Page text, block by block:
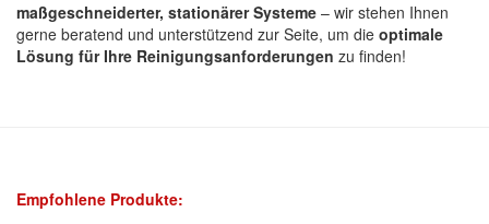
maßgeschneiderter, stationärer Systeme – wir stehen Ihnen
gerne beratend und unterstützend zur Seite, um die optimale
Lösung für Ihre Reinigungsanforderungen zu finden!
Empfohlene Produkte: